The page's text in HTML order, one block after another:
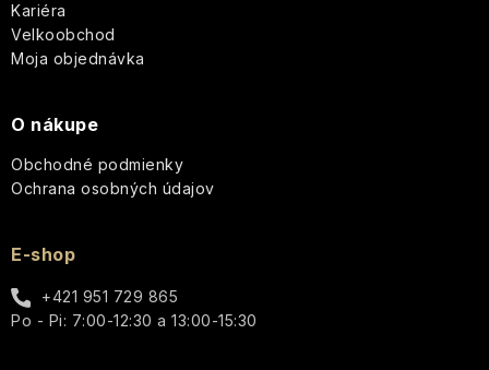
eKariéra
Velkoobchod
Moja objednávka
O nákupe
Obchodné podmienky
Ochrana osobných údajov
E-shop
+421 951 729 865
Po - Pi: 7:00-12:30 a 13:00-15:30